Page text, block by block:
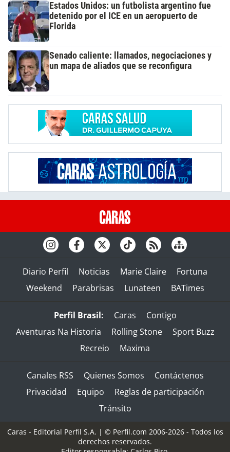
Estados Unidos: un futbolista argentino fue
detenido por el ICE en un aeropuerto de
Florida
Senado caliente: llamados, negociaciones y
un mapa de aliados que se reconfigura
Diario Perfil Noticias Marie Claire
Fortuna
Weekend
Parabrisas Lunateen BATimes
Perfil Brasil: Caras
Contigo
Aventuras Na Historia
Rolling Stone
Sport Buzz
Recreio
Maxima
Canales RSS Quienes Somos
Contáctenos
Privacidad
Equipo
Reglas de participación
Tránsito
Caras - Editorial Perfil S.A. | © Perfil.com 2006-2026 - Todos los
derechos reservados.